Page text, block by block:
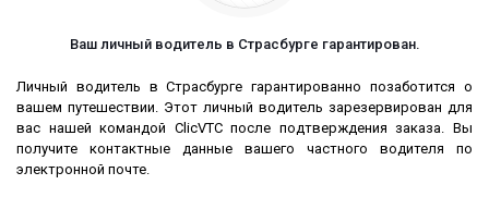
Ваш личный водитель в Страсбурге гарантирован.
Личный водитель в Страсбурге гарантированно позаботится о
вашем путешествии. Этот личный водитель зарезервирован для
вас нашей командой ClicVTC после подтверждения заказа. Вы
получите контактные данные вашего частного водителя по
электронной почте.